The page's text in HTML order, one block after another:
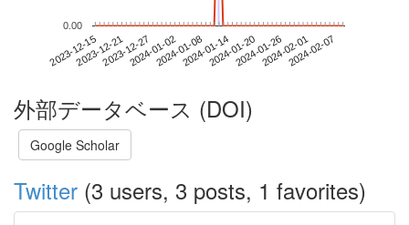
2023-12-152023-12-212023-12-272024-01-022024-01-082024-01-142024-01-202024-01-262024-02-012024-02-07
0.00
外部データベース (DOI)
Google Scholar
Twitter (3 users, 3 posts, 1 favorites)